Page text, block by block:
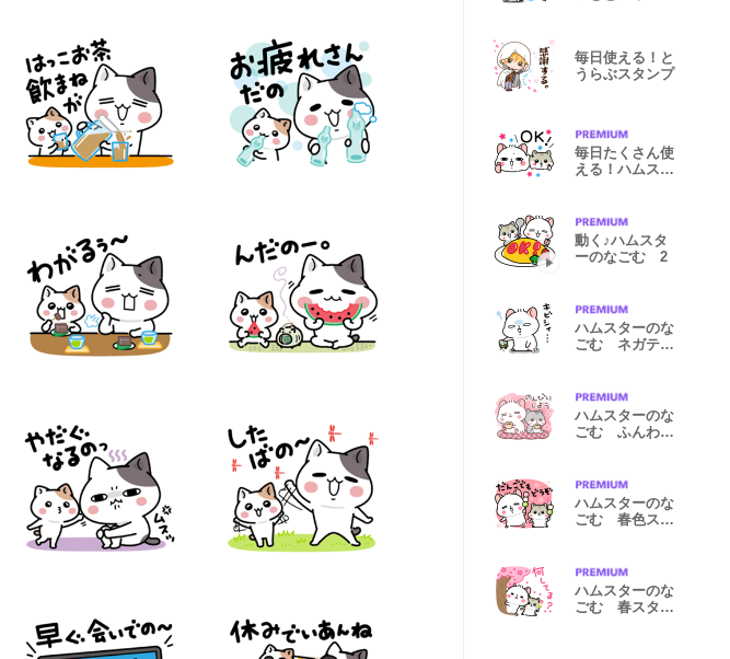
毎日使える！と
うらぶスタンプ
毎日たくさん使
える！ハムスタ
動く♪ハムスタ
ーのなごむ 2
ハムスターのな
ごむ ネガティ
ハムスターのな
ごむ ふんわり
ハムスターのな
ごむ 春色スタ
ハムスターのな
ごむ 春スタン